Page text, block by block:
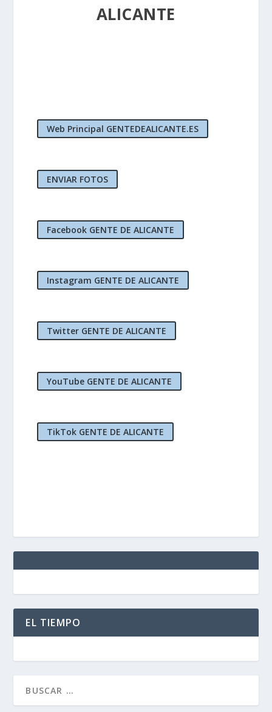
ALICANTE
Web Principal GENTEDEALICANTE.ES
ENVIAR FOTOS
Facebook GENTE DE ALICANTE
Instagram GENTE DE ALICANTE
Twitter GENTE DE ALICANTE
YouTube GENTE DE ALICANTE
TikTok GENTE DE ALICANTE
EL TIEMPO